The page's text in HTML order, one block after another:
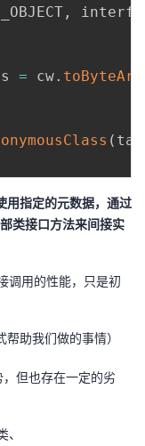
,
= cw.
(
指定的元数据，通过
类接口方法来间接实
调用的性能，只是初
助我们做的事情）
但也存在一定的劣